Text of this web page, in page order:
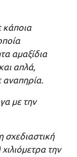
κάποια
αμαξίδια
απλά,
με την
σχεδιαστική
την